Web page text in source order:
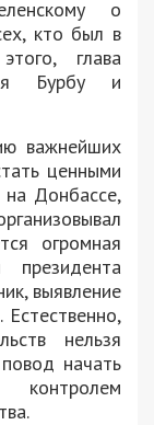
о
кто был в
глава
Бурбу и
важнейших
ценными
на Донбассе,
огромная
выявление
нельзя
начать